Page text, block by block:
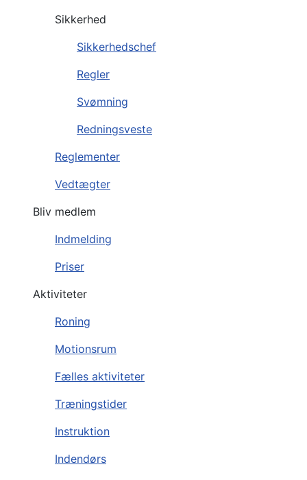
Sikkerhed
Sikkerhedschef
Regler
Svømning
Redningsveste
Reglementer
Vedtægter
Bliv medlem
Indmelding
Priser
Aktiviteter
Roning
Motionsrum
Fælles aktiviteter
Træningstider
Instruktion
Indendørs